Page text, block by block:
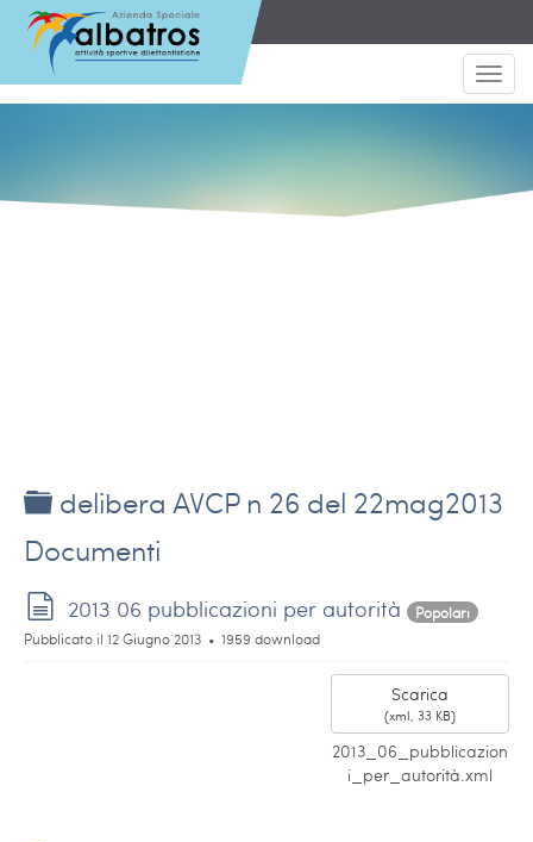
Cartella
delibera AVCP n 26 del 22mag2013
Documenti
d
o
2013 06 pubblicazioni per autorità
Popolari
Pubblicato il 12 Giugno 2013
1959 download
Scarica
(xml, 33 KB)
2013_06_pubblicazion
i_per_autorità.xml